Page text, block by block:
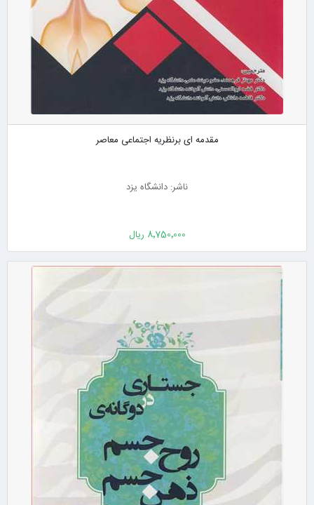
مقدمه ای برنظریه اجتماعی معاصر
ناشر: دانشگاه یزد
8٬750٬000 ریال